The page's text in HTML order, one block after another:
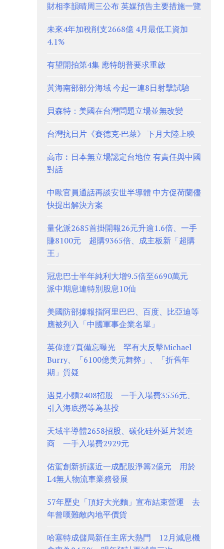
財相李韻晴周三公布 英媒預告主要措施一覽
未來4年加稅削支2668億 4月最低工資加
4.1%
有望開拍第4集 應特朗普要求重啟
黃海南部部分海域 今起一連8日射擊試驗
貝森特：美國在台灣問題立場並無改變
台灣抗日片《賽德克·巴萊》 下月大陸上映
高市︰日本無立場認定台地位 有責任與中國
對話
中歐官員通話再談安世半導體 中方促荷蘭儘
快提出解決方案
量化派2685首掛開報26元升逾1.6倍、一手
賺8100元 超購9365倍、成主板新「超購
王」
冠忠巴士半年純利大增9.5倍至6690萬元
派中期息連特別股息10仙
美國防部據報指阿里巴巴、百度、比亞迪等
應被列入「中國軍事企業名單」
英偉達7頁備忘曝光 罕有大反擊Michael
Burry、「6100億美元舞弊」、「折舊年
期」質疑
遇見小麵2408招股 一手入場費3556元、
引入海底撈等為基投
天域半導體2658招股、碳化硅外延片製造
商 一手入場費2929元
佑駕創新折讓近一成配股淨籌2億元 用於
L4無人物流車業務發展
57年歷史「頂好大光麵」宣布結束營運 去
年曾嘆難敵內地平價貨
哈塞特成儲局新任主席大熱門 12月減息機